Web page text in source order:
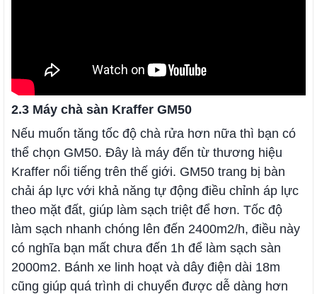
2.3 Máy chà sàn Kraffer GM50
Nếu muốn tăng tốc độ chà rửa hơn nữa thì bạn có
thể chọn GM50. Đây là máy đến từ thương hiệu
Kraffer nổi tiếng trên thế giới. GM50 trang bị bàn
chải áp lực với khả năng tự động điều chỉnh áp lực
theo mặt đất, giúp làm sạch triệt để hơn. Tốc độ
làm sạch nhanh chóng lên đến 2400m2/h, điều này
có nghĩa bạn mất chưa đến 1h để làm sạch sàn
2000m2. Bánh xe linh hoạt và dây điện dài 18m
cũng giúp quá trình di chuyển được dễ dàng hơn